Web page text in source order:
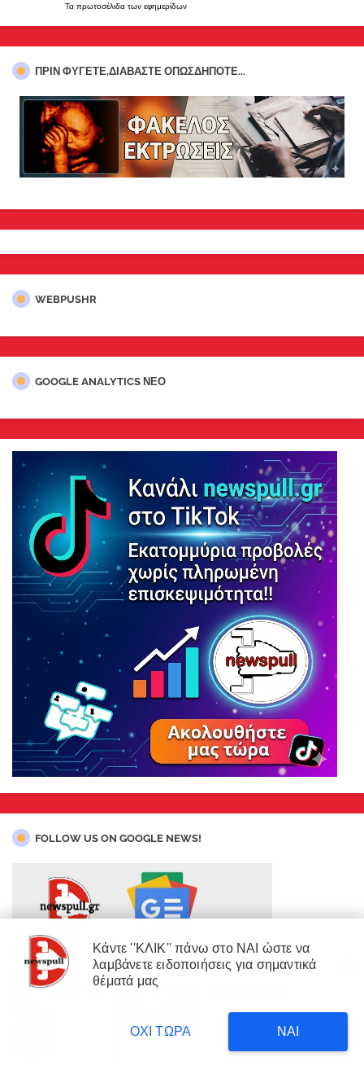
Τα πρωτοσέλιδα των εφημερίδων
ΠΡΊΝ ΦΎΓΕΤΕ,ΔΙΑΒΆΣΤΕ ΟΠΩΣΔΉΠΟΤΕ...
στρέμματα έγιναν στάχτη επι
κυβέρνησης Μητσοτάκη!
WEBPUSHR
GOOGLE ANALYTICS ΝΕΟ
FOLLOW US ON GOOGLE NEWS!
ΑΚΟΛΟYΘΗΣΤΕ ΜΑΣ ΚΑΙ ΣΤΟ GOOGLE NEWS!
Our website uses cookies to enhance your experience.
Κάντε ''ΚΛΙΚ'' πάνω στο ΝΑΙ ώστε να
λαμβάνετε ειδοποιήσεις για σημαντικά
θέματά μας
ΝΑΙ
ΟΧΙ ΤΩΡΑ